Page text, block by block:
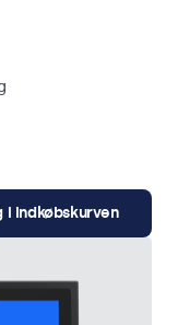
i indkøbskurven